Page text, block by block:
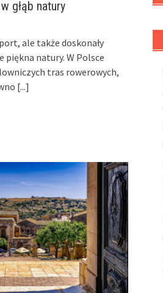
głąb natury
ale także doskonały
piękna natury. W Polsce
tras rowerowych,
[...]